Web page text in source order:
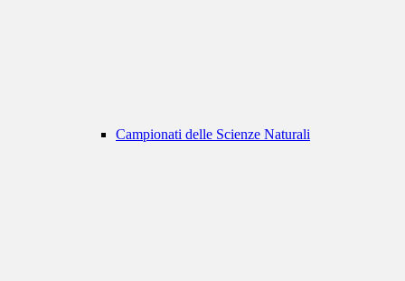
Campionati delle Scienze Naturali